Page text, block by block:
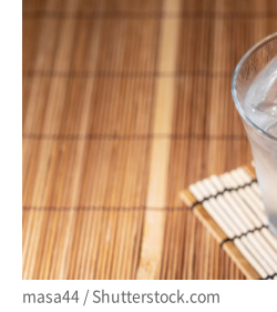
masa44 / Shutterstock.com